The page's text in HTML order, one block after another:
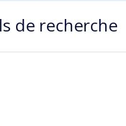
de recherche